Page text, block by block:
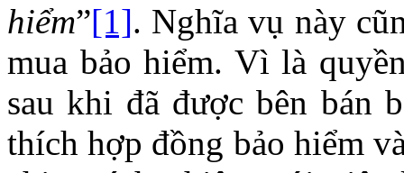
hiểm”[1]. Nghĩa vụ này
mua bảo hiểm. Vì là
sau khi đã được bên bán
thích hợp đồng bảo hiểm